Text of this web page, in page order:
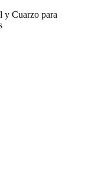
y Cuarzo para